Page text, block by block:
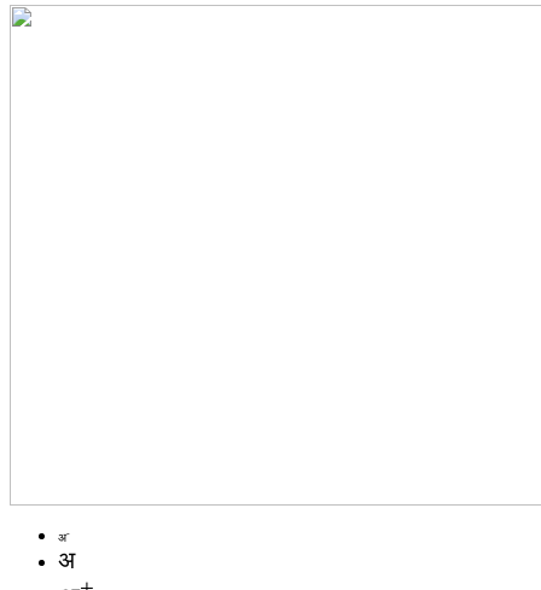
अ-
अ